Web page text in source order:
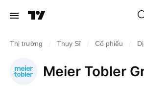
Thị trường Thụy Sĩ Cổ phiếu
Meier Tobler